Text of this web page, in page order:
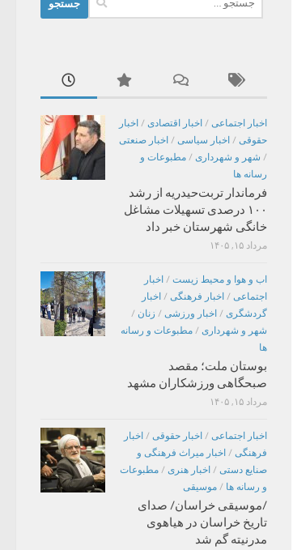
برای:
اخبار اجتماعی / اخبار اقتصادی / اخبار
حقوقی / اخبار سیاسی / اخبار صنعتی
/ شهر و شهرداری / مطبوعات و
رسانه ها
فرماندار تربت‌حیدریه از رشد
۱۰۰ درصدی تسهیلات مشاغل
خانگی شهرستان خبر داد
مرداد ۱۵, ۱۴۰۵
اب و هوا و محیط زیست / اخبار
اجتماعی / اخبار فرهنگی / اخبار
گردشگری / اخبار ورزشی / زنان /
شهر و شهرداری / مطبوعات و رسانه
ها
بوستان ملت؛ مقصد
صبحگاهی ورزشکاران مشهد
مرداد ۱۵, ۱۴۰۵
اخبار اجتماعی / اخبار حقوقی / اخبار
فرهنگی / اخبار میراث فرهنگی و
صنایع دستی / اخبار هنری / مطبوعات
و رسانه ها / موسیقی
/موسیقی خراسان/ صدای
تاریخ خراسان در هیاهوی
مدرنیته گم شد